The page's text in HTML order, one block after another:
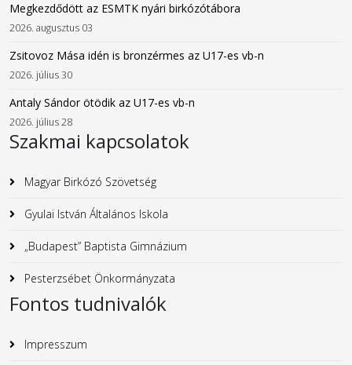
Megkezdődött az ESMTK nyári birkózótábora
2026. augusztus 03
Zsitovoz Mása idén is bronzérmes az U17-es vb-n
2026. július 30
Antaly Sándor ötödik az U17-es vb-n
2026. július 28
Szakmai kapcsolatok
Magyar Birkózó Szövetség
Gyulai István Általános Iskola
„Budapest” Baptista Gimnázium
Pesterzsébet Önkormányzata
Fontos tudnivalók
Impresszum